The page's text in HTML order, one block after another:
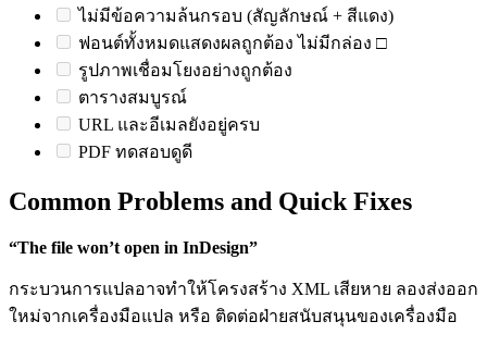
ไม่มีข้อความล้นกรอบ (สัญลักษณ์ + สีแดง)
ฟอนต์ทั้งหมดแสดงผลถูกต้อง ไม่มีกล่อง □
รูปภาพเชื่อมโยงอย่างถูกต้อง
ตารางสมบูรณ์
URL และอีเมลยังอยู่ครบ
PDF ทดสอบดูดี
Common Problems and Quick Fixes
“The file won’t open in InDesign”
กระบวนการแปลอาจทำให้โครงสร้าง XML เสียหาย ลองส่งออก
ใหม่จากเครื่องมือแปล หรือ ติดต่อฝ่ายสนับสนุนของเครื่องมือ